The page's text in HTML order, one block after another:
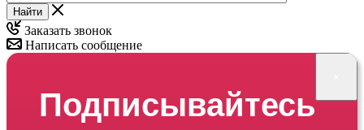
Найти
Заказать звонок
Написать сообщение
Подписывайтесь